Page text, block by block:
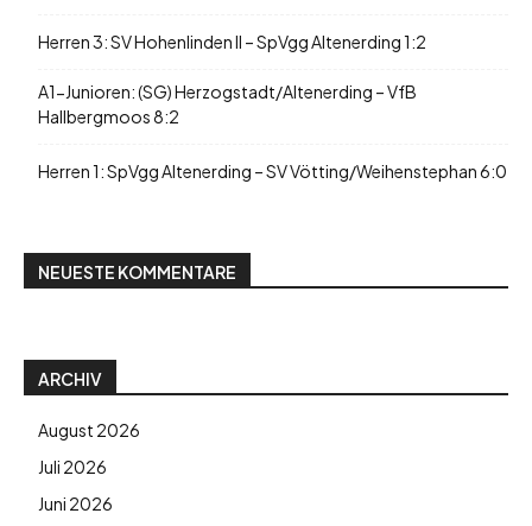
Herren 3: SV Hohenlinden II – SpVgg Altenerding 1:2
A1-Junioren: (SG) Herzogstadt/Altenerding – VfB
Hallbergmoos 8:2
Herren 1: SpVgg Altenerding – SV Vötting/Weihenstephan 6:0
NEUESTE KOMMENTARE
ARCHIV
August 2026
Juli 2026
Juni 2026